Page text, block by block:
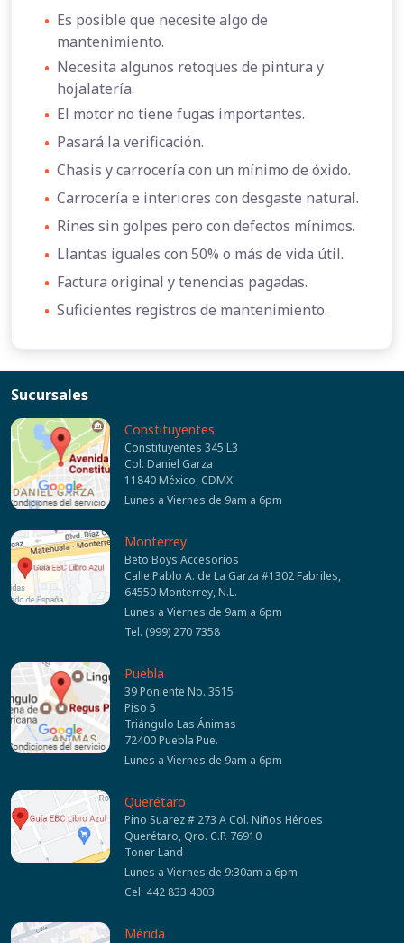
• Es posible que necesite algo de
mantenimiento.
• Necesita algunos retoques de pintura y
hojalatería.
• El motor no tiene fugas importantes.
• Pasará la verificación.
• Chasis y carrocería con un mínimo de óxido.
• Carrocería e interiores con desgaste natural.
• Rines sin golpes pero con defectos mínimos.
• Llantas iguales con 50% o más de vida útil.
• Factura original y tenencias pagadas.
• Suficientes registros de mantenimiento.
Sucursales
Constituyentes
Constituyentes 345 L3
Col. Daniel Garza
11840 México, CDMX
Lunes a Viernes de 9am a 6pm
Monterrey
Beto Boys Accesorios
Calle Pablo A. de La Garza #1302 Fabriles,
64550 Monterrey, N.L.
Lunes a Viernes de 9am a 6pm
Tel. (999) 270 7358
Puebla
39 Poniente No. 3515
Piso 5
Triángulo Las Ánimas
72400 Puebla Pue.
Lunes a Viernes de 9am a 6pm
Querétaro
Pino Suarez # 273 A Col. Niños Héroes
Querétaro, Qro. C.P. 76910
Toner Land
Lunes a Viernes de 9:30am a 6pm
Cel: 442 833 4003
Mérida